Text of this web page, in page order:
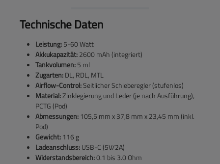
Technische Daten
Leistung:5-60 Watt
Akkukapazität:2600 mAh (integriert)
Tankvolumen:5 ml
Zugarten:DL, RDL, MTL
Airflow-Control:Seitlicher Schieberegler (stufenlos)
Material:Zinklegierung und Leder (je nach Ausführung),
PCTG (Pod)
Abmessungen: 105,5 mm x 37,8 mm x 23,45 mm (inkl.
Pod)
Gewicht: 116 g
Ladeanschluss:USB-C (5V/2A)
Widerstandsbereich:0.1 bis 3.0 Ohm